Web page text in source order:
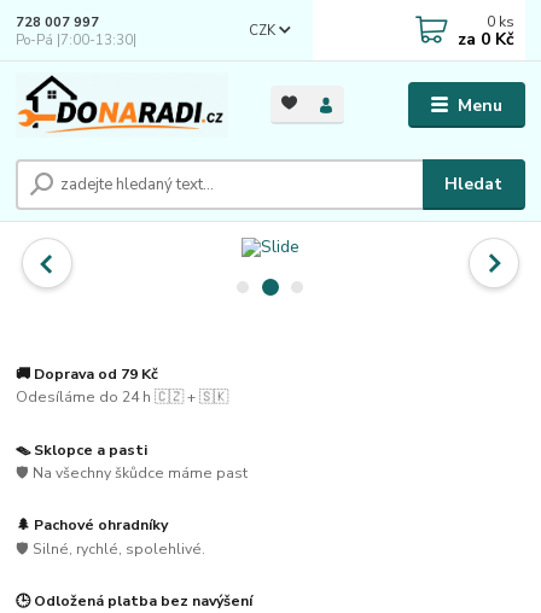
Menu
CZK
Hledat
728 007 997
Po-Pá |7:00-13:30|
0 ks
za 0 Kč
🚚 Doprava od 79 Kč
Odesíláme do 24 h 🇨🇿 + 🇸🇰
🪤 Sklopce a pasti
🛡️ Na všechny škůdce máme past
🌲 Pachové ohradníky
🛡️ Silné, rychlé, spolehlivé.
🕒 Odložená platba bez navýšení